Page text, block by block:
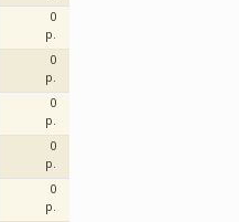
0
p.
0
p.
0
p.
0
p.
0
p.